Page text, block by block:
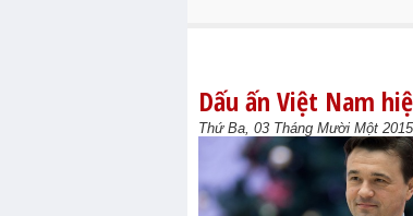
Dấu ấn Việt Nam
Thứ Ba, 03 Tháng Mười Một 2015